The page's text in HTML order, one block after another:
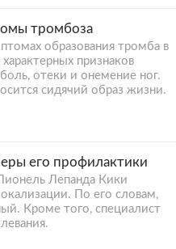
тромбоза
образования тромба в
признаков
отеки и онемение ног.
сидячий образ жизни.
его профилактики
Лепанда Кики
По его словам,
Кроме того, специалист